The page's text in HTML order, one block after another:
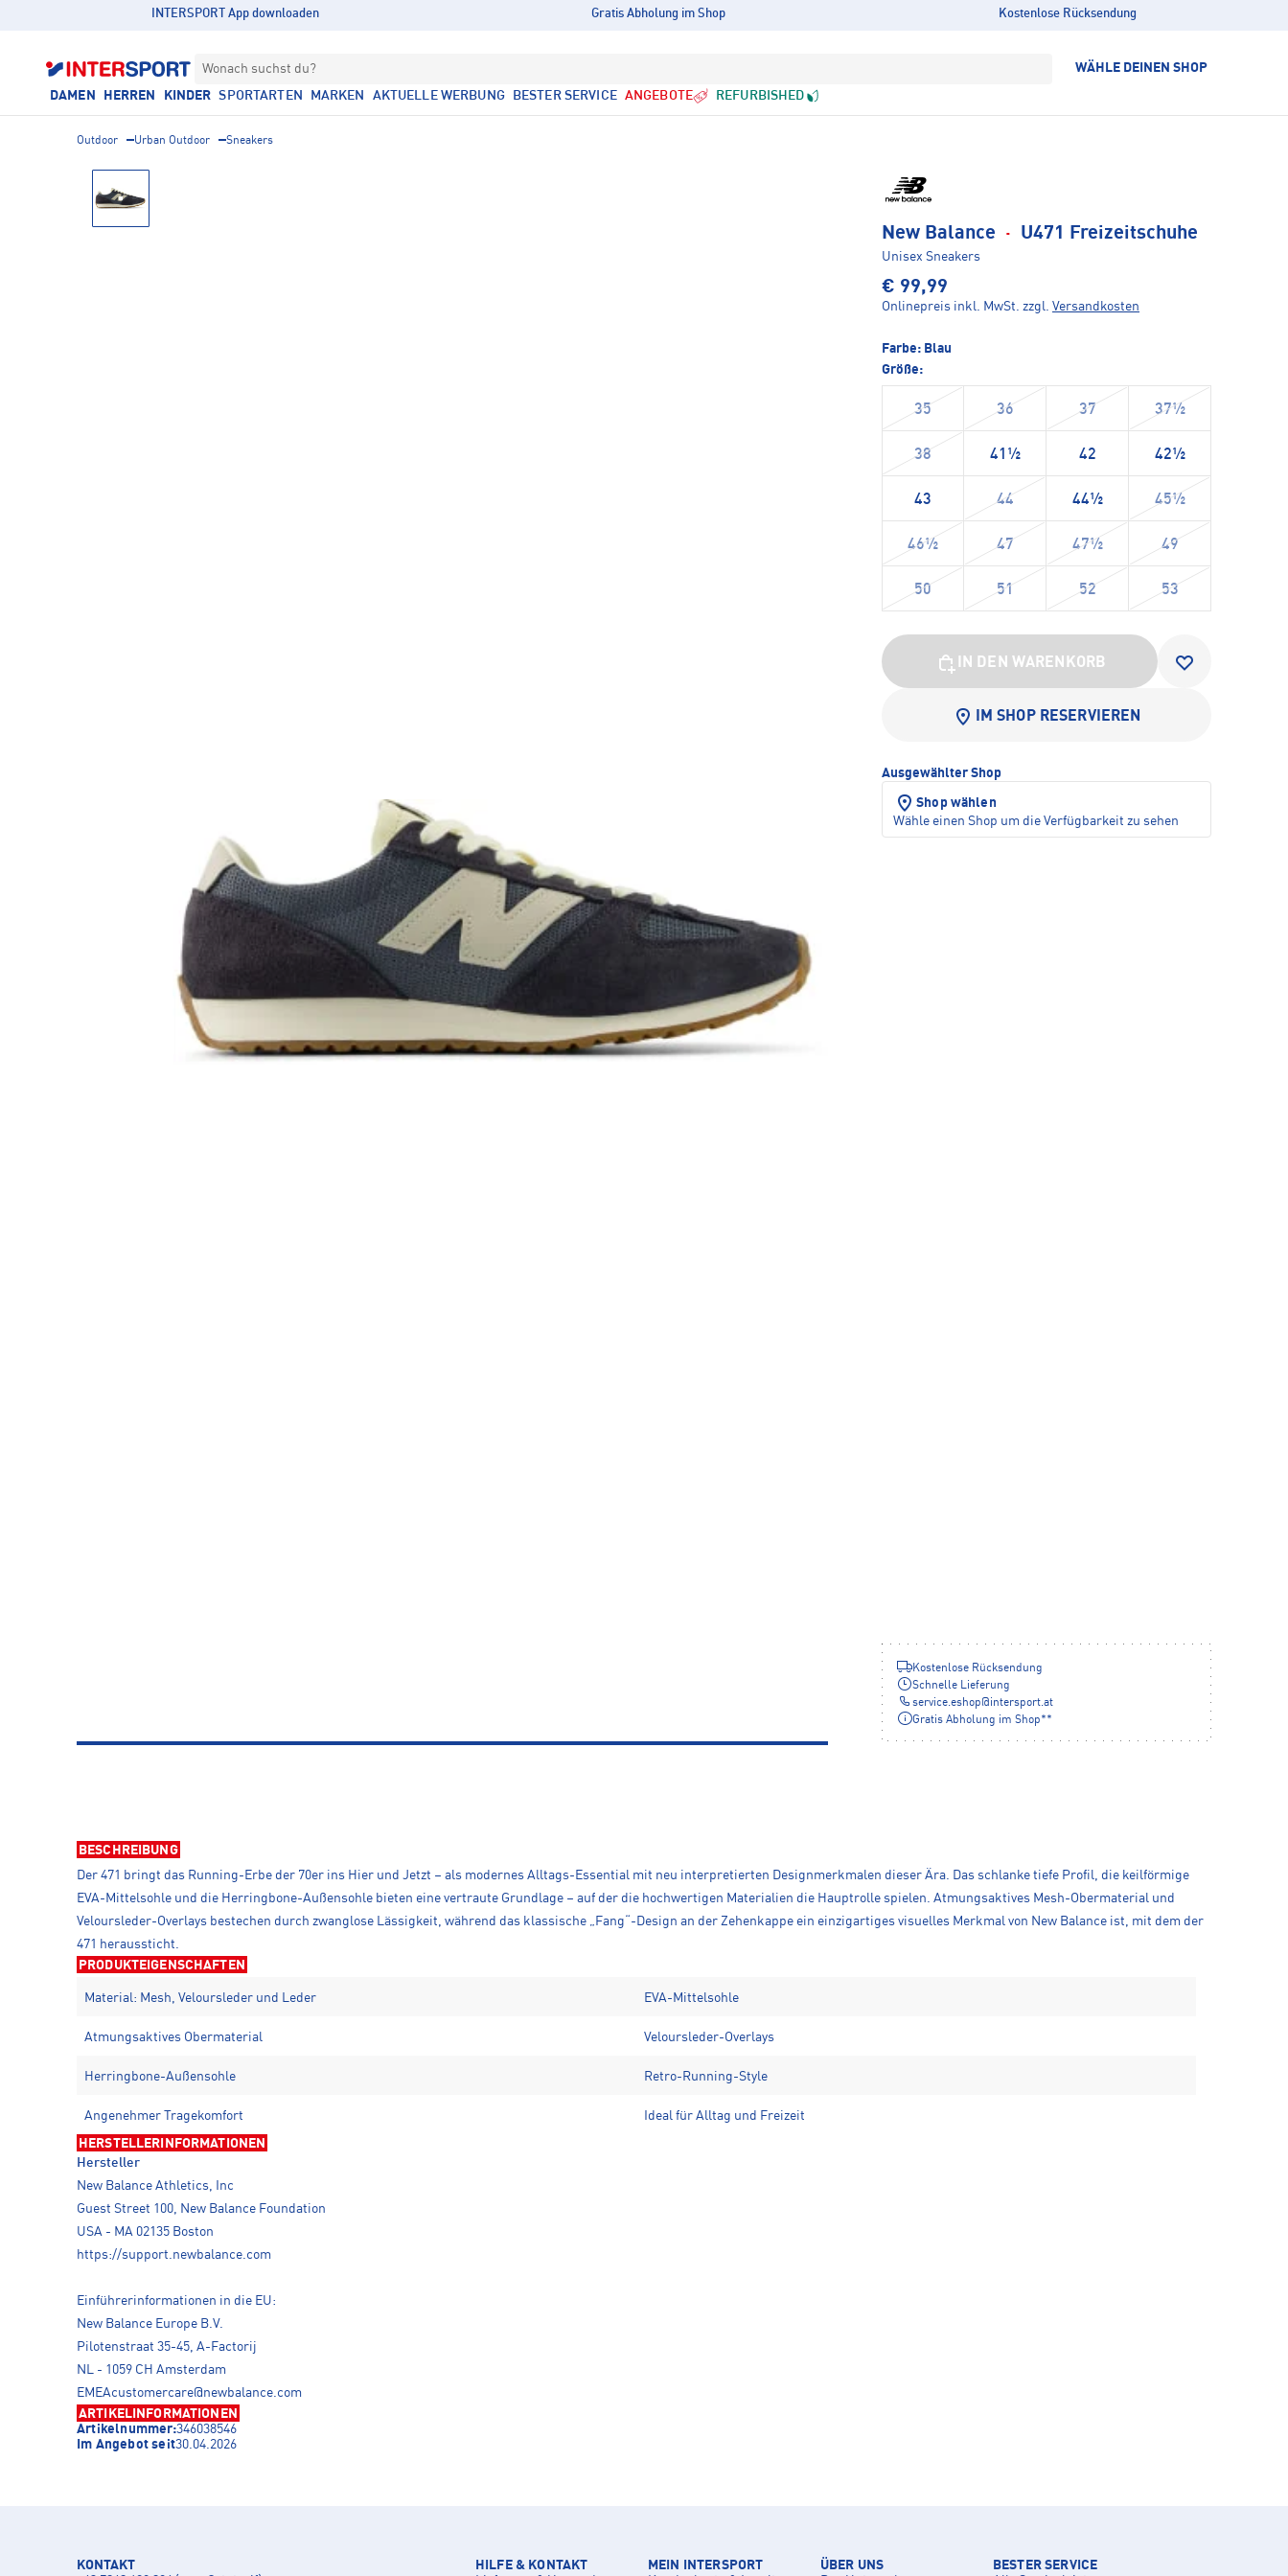
INTERSPORT App downloaden Gratis Abholung im Shop Kostenlose Rücksendung
Wonach suchst du? WÄHLE DEINEN SHOP
DAMEN HERREN KINDER SPORTARTEN MARKEN AKTUELLE WERBUNG BESTER SERVICE ANGEBOTE REFURBISHED
Outdoor Urban Outdoor Sneakers
New Balance · U471 Freizeitschuhe
Unisex Sneakers
€ 99,99
Onlinepreis inkl. MwSt. zzgl. Versandkosten
Farbe: Blau
Größe:
35 36 37 37½
38 41½ 42 42½
43 44 44½ 45½
46½ 47 47½ 49
50 51 52 53
IN DEN WARENKORB
IM SHOP RESERVIEREN
Ausgewählter Shop
Shop wählen
Wähle einen Shop um die Verfügbarkeit zu sehen
Kostenlose Rücksendung
Schnelle Lieferung
service.eshop@intersport.at
Gratis Abholung im Shop**
BESCHREIBUNG
Der 471 bringt das Running-Erbe der 70er ins Hier und Jetzt – als modernes Alltags-Essential mit neu interpretierten Designmerkmalen dieser Ära. Das schlanke tiefe Profil, die keilförmige
EVA-Mittelsohle und die Herringbone-Außensohle bieten eine vertraute Grundlage – auf der die hochwertigen Materialien die Hauptrolle spielen. Atmungsaktives Mesh-Obermaterial und
Veloursleder-Overlays bestechen durch zwanglose Lässigkeit, während das klassische „Fang“-Design an der Zehenkappe ein einzigartiges visuelles Merkmal von New Balance ist, mit dem der
471 heraussticht.
PRODUKTEIGENSCHAFTEN
Material: Mesh, Veloursleder und Leder EVA-Mittelsohle
Atmungsaktives Obermaterial Veloursleder-Overlays
Herringbone-Außensohle Retro-Running-Style
Angenehmer Tragekomfort Ideal für Alltag und Freizeit
HERSTELLERINFORMATIONEN
Hersteller
New Balance Athletics, Inc
Guest Street 100, New Balance Foundation
USA - MA 02135 Boston
https://support.newbalance.com
Einführerinformationen in die EU:
New Balance Europe B.V.
Pilotenstraat 35-45, A-Factorij
NL - 1059 CH Amsterdam
EMEAcustomercare@newbalance.com
ARTIKELINFORMATIONEN
Artikelnummer:346038546
Im Angebot seit30.04.2026
KONTAKT
HILFE & KONTAKT
MEIN INTERSPORT
ÜBER UNS
BESTER SERVICE